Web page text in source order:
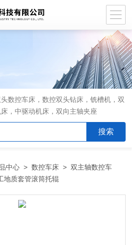
数控车床，数控双头钻床，铣槽机，双
，中驱动机床，双向主轴夹座
中心 >数控车床 >双主轴数控车
地质套管滚筒托辊